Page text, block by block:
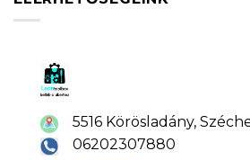
5516 Körösladány,
06202307880